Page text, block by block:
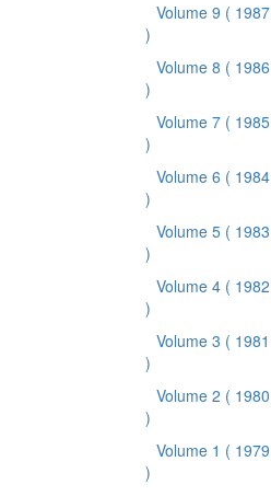
Volume 9 ( 1987
)
Volume 8 ( 1986
)
Volume 7 ( 1985
)
Volume 6 ( 1984
)
Volume 5 ( 1983
)
Volume 4 ( 1982
)
Volume 3 ( 1981
)
Volume 2 ( 1980
)
Volume 1 ( 1979
)